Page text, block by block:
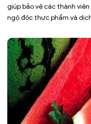
giúp bảo vệ các thành
ngộ độc thực phẩm và
sức […]